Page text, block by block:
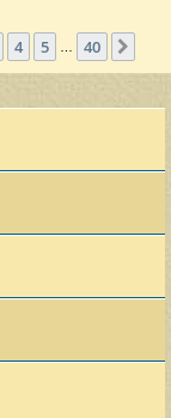
4 5 40